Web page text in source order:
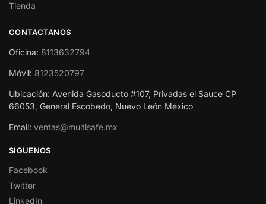
Tienda
CONTACTANOS
Oficina: 8113632794
Móvil: 8123520797
Ubicación: Avenida Gasoducto #107, Privadas el Sauce CP
66053, General Escobedo, Nuevo León México
Email: ventas@multisafe.mx
SIGUENOS
Facebook
Twitter
LinkedIn